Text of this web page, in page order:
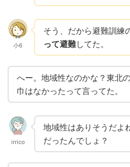
小6
そう、だから避難訓練
って避難してた。
へー。地域性なのかな？東北
巾はなかったって言ってた。
irrico
地域性はありそうだよ
だったんでしょ？